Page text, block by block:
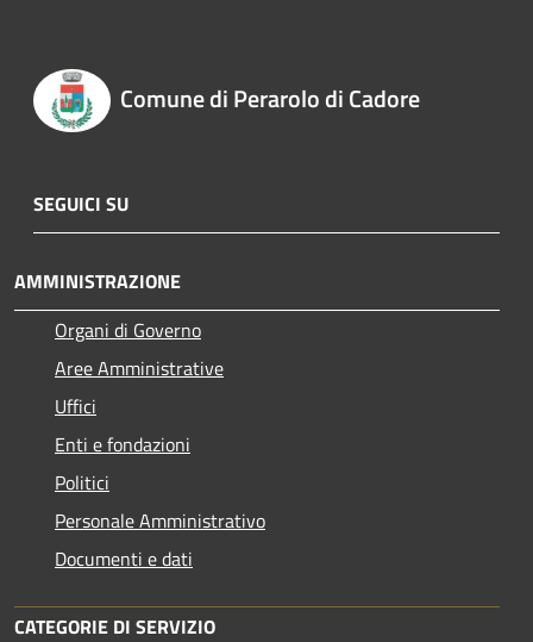
Comune di Perarolo di Cadore
SEGUICI SU
AMMINISTRAZIONE
Organi di Governo
Aree Amministrative
Uffici
Enti e fondazioni
Politici
Personale Amministrativo
Documenti e dati
CATEGORIE DI SERVIZIO